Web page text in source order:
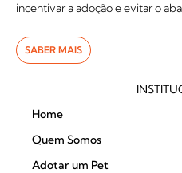
incentivar a adoção e evitar o
SABER MAIS
Home
Quem Somos
Adotar um Pet